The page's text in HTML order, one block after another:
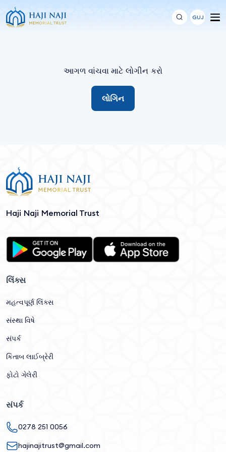
GUJ
આગળ વાંચવા માટે લોગીન કરો
લોગિન
Haji Naji Memorial Trust
લિંક્સ
મહત્વપૂર્ણ લિંક્સ
સંસ્થા વિષે
સંપર્ક
કિતાબ લાઈબ્રેરી
ફોટો ગેલેરી
સંપર્ક
0278 251 0056
hajinajitrust@gmail.com